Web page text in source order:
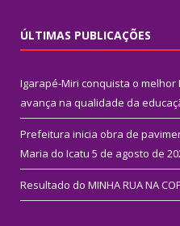
ÚLTIMAS PUBLICAÇÕES
Igarapé-Miri conquista o melhor
avança na qualidade da
Prefeitura inicia obra de
Maria do Icatu 5 de agosto de
Resultado do MINHA RUA NA